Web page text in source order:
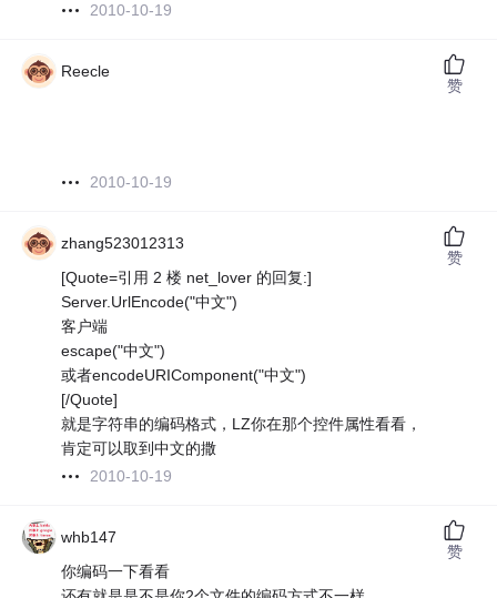
2010-10-19
Reecle
2010-10-19
赞
zhang523012313
[Quote=引用 2 楼 net_lover 的回复:]
Server.UrlEncode("中文")
客户端
escape("中文")
或者encodeURIComponent("中文")
[/Quote]
就是字符串的编码格式，LZ你在那个控件属性看看，
肯定可以取到中文的撒
2010-10-19
赞
whb147
你编码一下看看
赞